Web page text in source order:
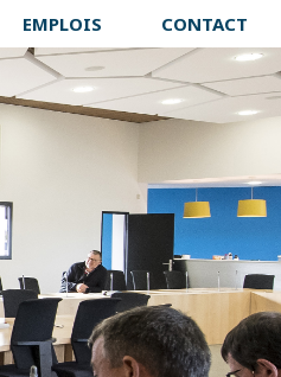
EMPLOIS CONTACT